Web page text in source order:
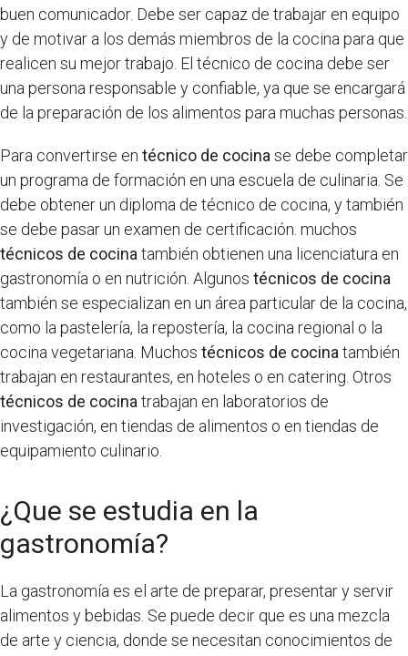
buen comunicador. Debe ser capaz de trabajar en equipo
y de motivar a los demás miembros de la cocina para que
realicen su mejor trabajo. El técnico de cocina debe ser
una persona responsable y confiable, ya que se encargará
de la preparación de los alimentos para muchas personas.
Para convertirse en técnico de cocina se debe completar
un programa de formación en una escuela de culinaria. Se
debe obtener un diploma de técnico de cocina, y también
se debe pasar un examen de certificación. muchos
técnicos de cocina también obtienen una licenciatura en
gastronomía o en nutrición. Algunos técnicos de cocina
también se especializan en un área particular de la cocina,
como la pastelería, la repostería, la cocina regional o la
cocina vegetariana. Muchos técnicos de cocina también
trabajan en restaurantes, en hoteles o en catering. Otros
técnicos de cocina trabajan en laboratorios de
investigación, en tiendas de alimentos o en tiendas de
equipamiento culinario.
¿Que se estudia en la
gastronomía?
La gastronomía es el arte de preparar, presentar y servir
alimentos y bebidas. Se puede decir que es una mezcla
de arte y ciencia, donde se necesitan conocimientos de